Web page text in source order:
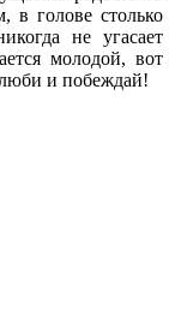
в голове столько
не угасает
молодой, вот
люби и побеждай!